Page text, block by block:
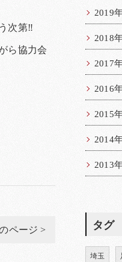
次第‼︎
ら協力会
ページ >
2019
2018
2017
2016
2015
2014
2013
タグ
埼玉